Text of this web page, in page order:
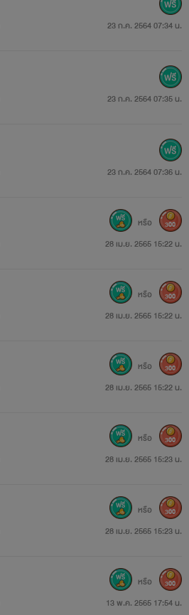
23 ก.ค. 2564 07:34 น.
23 ก.ค. 2564 07:35 น.
23 ก.ค. 2564 07:36 น.
28 เม.ย. 2565 15:22 น.
หรือ 300
28 เม.ย. 2565 15:22 น.
หรือ 300
28 เม.ย. 2565 15:22 น.
หรือ 300
28 เม.ย. 2565 15:23 น.
หรือ 300
28 เม.ย. 2565 15:23 น.
หรือ 300
13 พ.ค. 2565 17:54 น.
หรือ 300